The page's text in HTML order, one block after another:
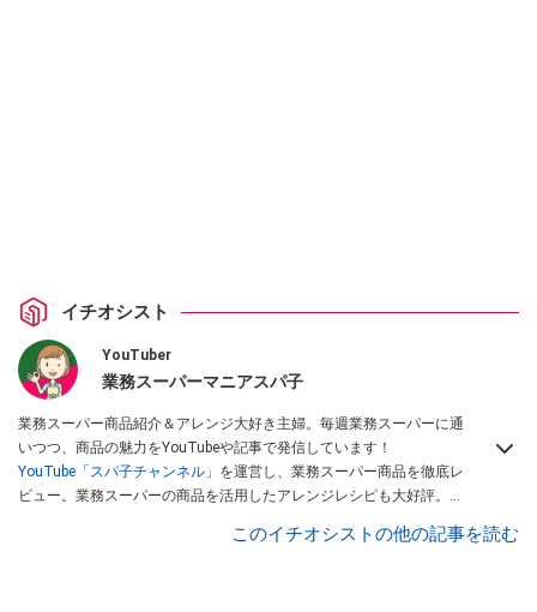
イチオシスト
YouTuber
業務スーパーマニアスパ子
業務スーパー商品紹介＆アレンジ大好き主婦。毎週業務スーパーに通
いつつ、商品の魅力をYouTubeや記事で発信しています！
YouTube「スパ子チャンネル」 を運営し、業務スーパー商品を徹底レ
ビュー。業務スーパーの商品を活用したアレンジレシピも大好評。時
このイチオシストの他の記事を読む